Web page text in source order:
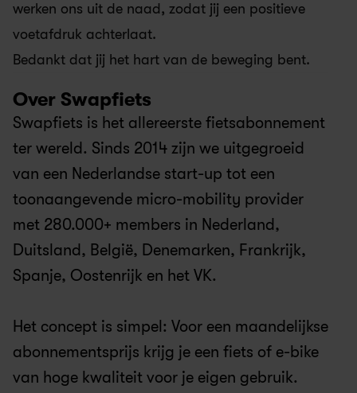
werken ons uit de naad, zodat jij een positieve
voetafdruk achterlaat.
Bedankt dat jij het hart van de beweging bent.
Over Swapfiets
Swapfiets is het allereerste fietsabonnement
ter wereld. Sinds 2014 zijn we uitgegroeid
van een Nederlandse start-up tot een
toonaangevende micro-mobility provider
met 280.000+ members in Nederland,
Duitsland, België, Denemarken, Frankrijk,
Spanje, Oostenrijk en het VK.
Het concept is simpel: Voor een maandelijkse
abonnementsprijs krijg je een fiets of e-bike
van hoge kwaliteit voor je eigen gebruik.